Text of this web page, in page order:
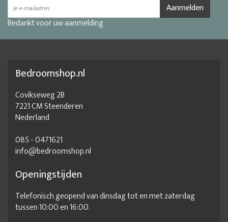
Aanmelden
Bedankt voor uw aanmelding
Bedroomshop.nl
Covikseweg 2B
7221 CM Steenderen
Nederland
085 - 0471621
info@bedroomshop.nl
Openingstijden
Telefonisch geopend van dinsdag tot en met zaterdag
tussen 10:00 en 16:00.